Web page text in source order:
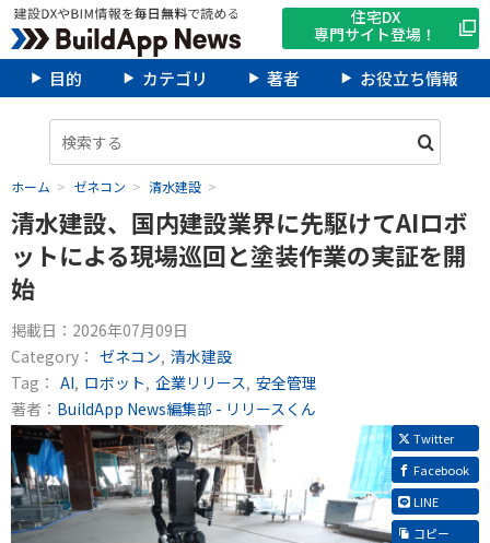
住宅DX
専門サイト登場！
目的 カテゴリ 著者 お役立ち情報
ホーム ゼネコン 清水建設
清水建設、国内建設業界に先駆けてAIロボ
ットによる現場巡回と塗装作業の実証を開
始
掲載日： 2026年07月09日
Category： ゼネコン 清水建設
Tag： AI ロボット 企業リリース 安全管理
著者： BuildApp News編集部 - リリースくん
Twitter
Facebook
LINE
コピー